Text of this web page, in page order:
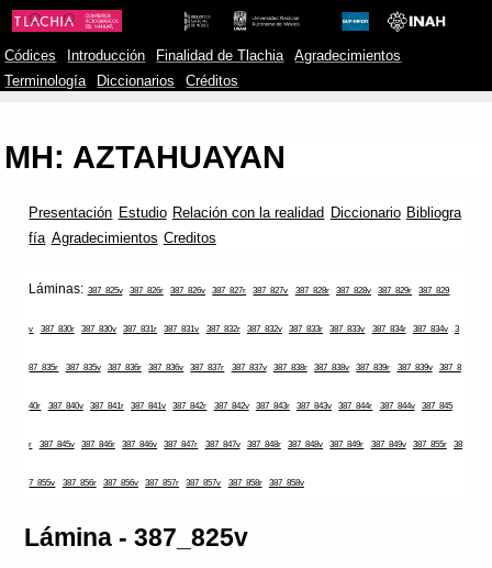
Códices Introducción Finalidad de Tlachia
Agradecimientos
Terminología
Diccionarios Créditos
MH: AZTAHUAYAN
Presentación Estudio Relación con la realidad Diccionario Bibliogra
fía Agradecimientos Creditos
Láminas: 387_825v 387_826r 387_826v 387_827r 387_827v 387_828r 387_828v 387_829r 387_829
v 387_830r 387_830v 387_831r 387_831v 387_832r 387_832v 387_833r 387_833v 387_834r 387_834v 3
87_835r 387_835v 387_836r 387_836v 387_837r 387_837v 387_838r 387_838v 387_839r 387_839v 387_8
40r 387_840v 387_841r 387_841v 387_842r 387_842v 387_843r 387_843v 387_844r 387_844v 387_845
r 387_845v 387_846r 387_846v 387_847r 387_847v 387_848r 387_848v 387_849r 387_849v 387_855r 38
7_855v 387_856r 387_856v 387_857r 387_857v 387_858r 387_858v
Lámina - 387_825v